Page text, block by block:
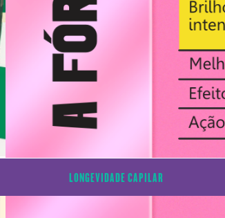
LONGEVIDADE CAPILAR